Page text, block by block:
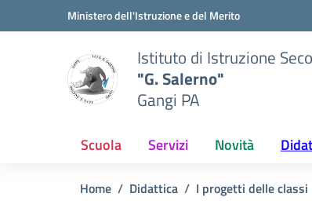
Vai ai contenuti
Vai al menu di navigazioneMinistero dell'Istruzione e del Merito
Istituto di Istruzione
"G. Salerno"
Gangi PA
Scuola Servizi Novità
Home Didattica I progetti delle classi